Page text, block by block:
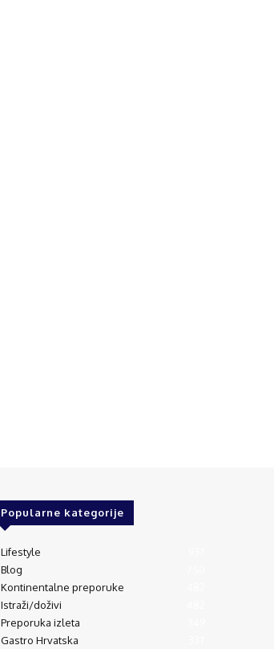
Popularne kategorije
Lifestyle
Blog
Kontinentalne preporuke
Istraži/doživi
Preporuka izleta
Gastro Hrvatska